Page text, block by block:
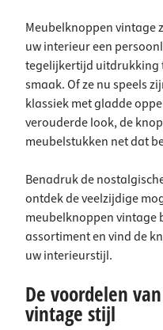
Meubelknoppen vintage
uw interieur een
tegelijkertijd uitdrukking
smaak. Of ze nu speels
klassiek met gladde
verouderde look, de
meubelstukken net dat
Benadruk de
ontdek de veelzijdige
meubelknoppen vintage
assortiment en vind de
uw interieurstijl.
De voordelen
vintage stijl